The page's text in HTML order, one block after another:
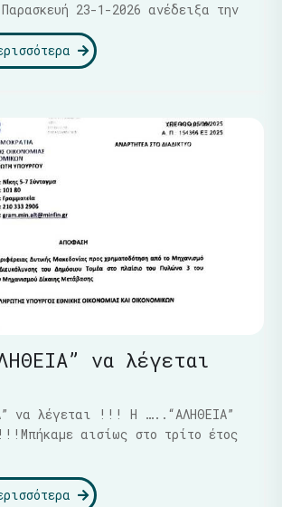
23-1-2026 ανέδειξα την
να λέγεται
να λέγεται !!! Η …..“ΑΛΗΘΕΙΑ”
αισίως στο τρίτο έτος